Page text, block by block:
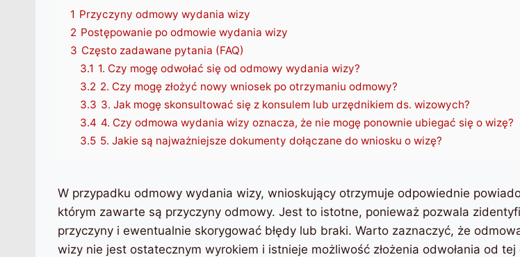
1 Przyczyny odmowy wydania wizy
2 Postępowanie po odmowie wydania wizy
3 Często zadawane pytania (FAQ)
3.1 1. Czy mogę odwołać się od odmowy wydania wizy?
3.2 2. Czy mogę złożyć nowy wniosek po otrzymaniu odmowy?
3.3 3. Jak mogę skonsultować się z konsulem lub urzędnikiem ds. wizowych?
3.4 4. Czy odmowa wydania wizy oznacza, że ​​nie mogę ponownie ubiegać się o wizę?
3.5 5. Jakie są najważniejsze dokumenty dołączane do wniosku o wizę?
W przypadku odmowy wydania wizy, wnioskujący otrzymuje odpowiednie
którym zawarte są przyczyny odmowy. Jest to istotne, ponieważ pozwala
przyczyny i ewentualnie skorygować błędy lub braki. Warto zaznaczyć, że
wizy nie jest ostatecznym wyrokiem i istnieje możliwość złożenia odwołania od tej